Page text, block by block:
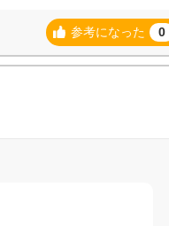
参考になった 0